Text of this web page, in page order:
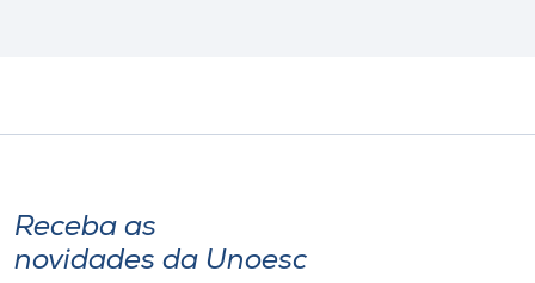
Receba as
novidades da Unoesc